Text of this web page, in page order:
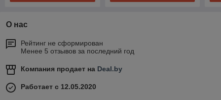
О нас
Рейтинг не сформирован
Менее 5 отзывов за последний год
Компания продает на Deal.by
Работает с 12.05.2020